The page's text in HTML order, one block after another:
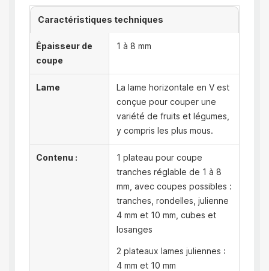
Caractéristiques techniques
Épaisseur de
coupe
1 à 8 mm
Lame
La lame horizontale en V est
conçue pour couper une
variété de fruits et légumes,
y compris les plus mous.
Contenu :
1 plateau pour coupe
tranches réglable de 1 à 8
mm, avec coupes possibles :
tranches, rondelles, julienne
4 mm et 10 mm, cubes et
losanges
2 plateaux lames juliennes :
4 mm et 10 mm